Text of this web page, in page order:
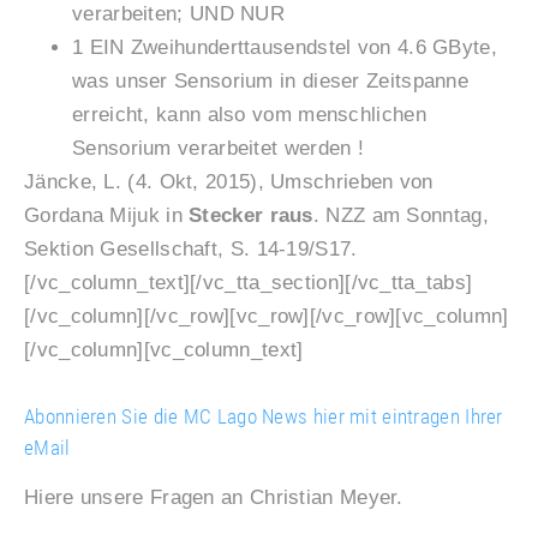
verarbeiten; UND NUR
1 EIN Zweihunderttausendstel von 4.6 GByte,
was unser Sensorium in dieser Zeitspanne
erreicht, kann also vom menschlichen
Sensorium verarbeitet werden !
Jäncke, L. (4. Okt, 2015), Umschrieben von
Gordana Mijuk inStecker raus. NZZ am Sonntag,
Sektion Gesellschaft, S. 14-19/S17.
[/vc_column_text][/vc_tta_section][/vc_tta_tabs]
[/vc_column][/vc_row][vc_row][/vc_row][vc_column]
[/vc_column][vc_column_text]
Abonnieren Sie die MC Lago News hier mit eintragen Ihrer
eMail
Hiere unsere Fragen an Christian Meyer.